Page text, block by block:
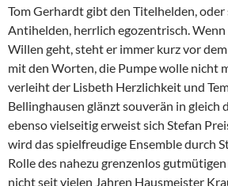
Tom Gerhardt gibt den Titelhelden,
Antihelden, herrlich egozentrisch. Wenn
Willen geht, steht er immer kurz vor
mit den Worten, die Pumpe wolle nicht
verleiht der Lisbeth Herzlichkeit und
Bellinghausen glänzt souverän in gleich
ebenso vielseitig erweist sich Stefan
wird das spielfreudige Ensemble durch
Rolle des nahezu grenzenlos
nicht seit vielen Jahren Hausmeister